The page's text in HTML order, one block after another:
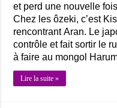
et perd une nouvelle
Chez les ôzeki, c’est
rencontrant Aran. Le
contrôle et fait sortir le
à faire au mongol
Lire la suite »